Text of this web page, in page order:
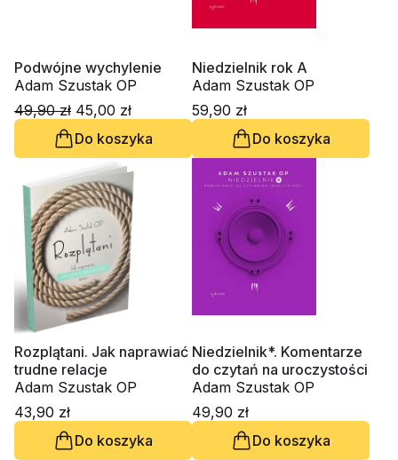
Podwójne wychylenie
Adam Szustak OP
49,90 zł 45,00 zł
Do koszyka
Niedzielnik rok A
Adam Szustak OP
59,90 zł
Do koszyka
Rozplątani. Jak naprawiać
trudne relacje
Adam Szustak OP
43,90 zł
Do koszyka
Niedzielnik*. Komentarze
do czytań na uroczystości
Adam Szustak OP
49,90 zł
Do koszyka